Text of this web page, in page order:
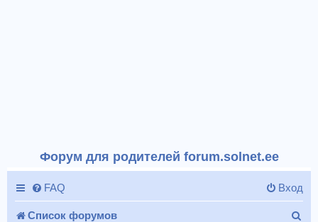
Форум для родителей forum.solnet.ee
FAQ Вход
Список форумов